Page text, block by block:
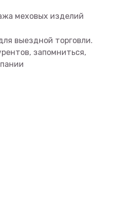
меховых изделий
выездной торговли.
запомниться,